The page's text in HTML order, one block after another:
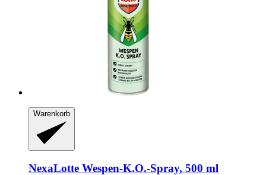
Warenkorb
NexaLotte Wespen-​K.O.-​Spray, 500 ml